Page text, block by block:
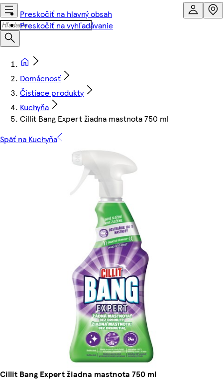
Preskočiť na hlavný obsah
Preskočiť na vyhľadávanie
Domácnosť
Čistiace produkty
Kuchyňa
Cillit Bang Expert žiadna mastnota 750 ml
Späť na Kuchyňa
Cillit Bang Expert žiadna mastnota 750 ml